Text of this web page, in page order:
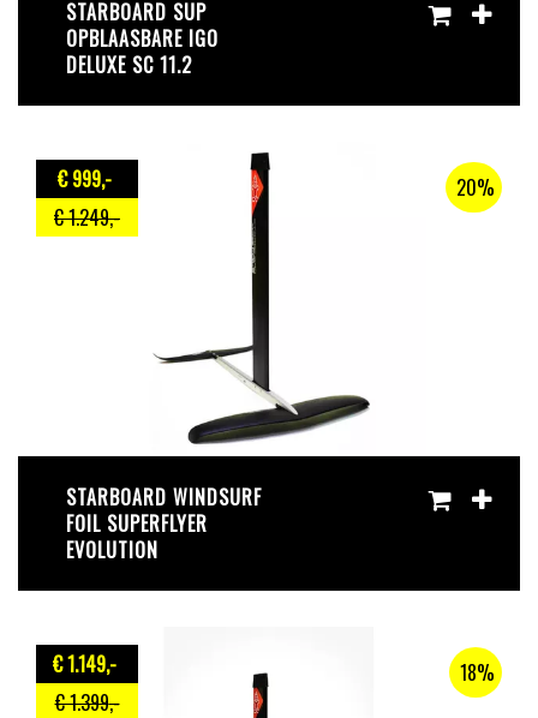
STARBOARD SUP
OPBLAASBARE IGO
DELUXE SC 11.2
€ 999,-
€ 1.249,-
20%
STARBOARD WINDSURF
FOIL SUPERFLYER
EVOLUTION
€ 1.149,-
€ 1.399,-
18%